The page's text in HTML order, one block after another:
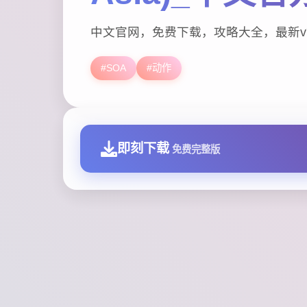
中文官网，免费下载，攻略大全，最新
#SOA #动作
即刻下载 免费完整版